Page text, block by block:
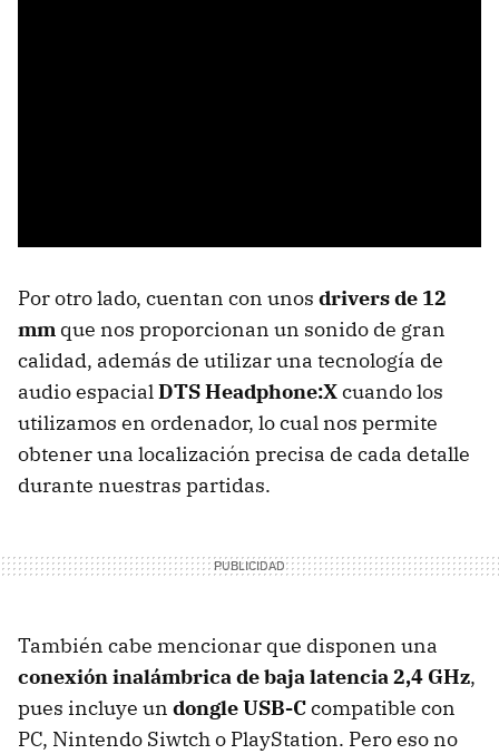
Por otro lado, cuentan con unos drivers de 12
mm que nos proporcionan un sonido de gran
calidad, además de utilizar una tecnología de
audio espacialDTS Headphone:Xcuando los
utilizamos en ordenador, lo cual nos permite
obtener una localización precisa de cada detalle
durante nuestras partidas.
También cabe mencionar que disponen una
conexión inalámbrica de baja latencia 2,4 GHz,
pues incluye un dongle USB-Ccompatible con
PC, Nintendo Siwtch o PlayStation. Pero eso no